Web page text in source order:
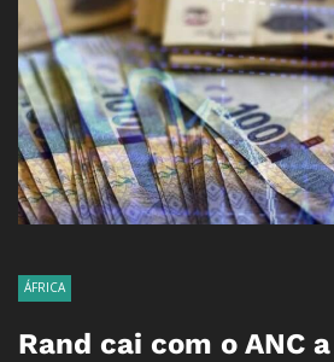
ÁFRICA
Rand cai com o ANC